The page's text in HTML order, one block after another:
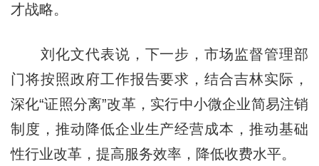
才战略。
刘化文代表说，下一步，市场监督管理部
门将按照政府工作报告要求，结合吉林实际，
深化“证照分离”改革，实行中小微企业简易注销
制度，推动降低企业生产经营成本，推动基础
性行业改革，提高服务效率，降低收费水平。